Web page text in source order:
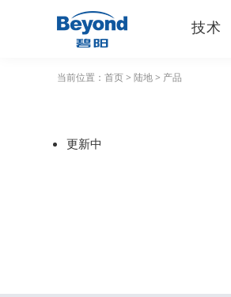
技术
当前位置： 首页> 陆地> 产品
更新中